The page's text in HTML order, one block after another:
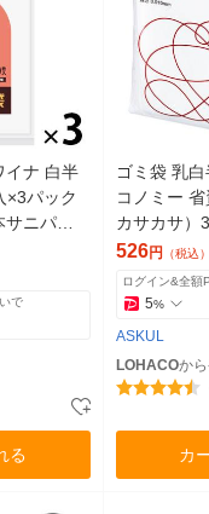
イナ 白半
×3パック
ニパッ
で
る
ゴミ袋 乳
コノミー
カサカサ）
0.010mm
526円 （税込）
ログイン&全額
5%
ASKUL
LOHACOか
カ